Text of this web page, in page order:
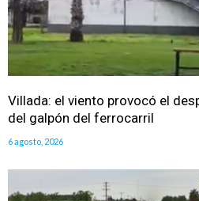
Villada: el viento provocó el
del galpón del ferrocarril
6 agosto, 2026